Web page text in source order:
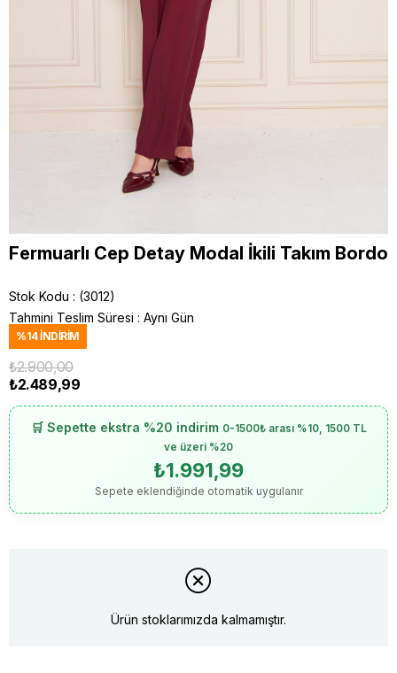
Fermuarlı Cep Detay Modal İkili Takım Bordo
Stok Kodu
(3012)
Tahmini Teslim Süresi : Aynı Gün
%14İNDIRIM
₺2.900,00
₺2.489,99
🛒 Sepette ekstra %20 indirim 0-1500₺ arası %10, 1500 TL
ve üzeri %20
₺1.991,99
Sepete eklendiğinde otomatik uygulanır
Ürün stoklarımızda kalmamıştır.